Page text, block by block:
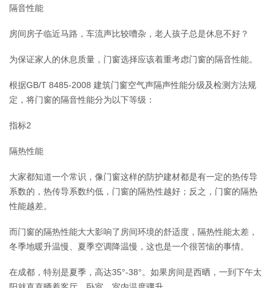
隔音性能
房间房子临近马路，车流声比较嘈杂，老人孩子总是休息不好？
为保证家人的休息质量，门窗选择应该着重考虑门窗的隔音性能。
根据GB/T 8485-2008 建筑门窗空气声隔声性能分级及检测方法规
定，将门窗的隔音性能分为以下等级：
指标2
隔热性能
大家都知道一个常识，像门窗这样的防护建材都是有一定的热传导
系数的，热传导系数约低，门窗的隔热性越好；反之，门窗的隔热
性能越差。
而门窗的隔热性能大大影响了房间环境的舒适度，隔热性能太差，
冬季地暖升温慢、夏季空调降温慢，这也是一个很苦恼的事情。
在成都，特别是夏季，高达35°-38°。如果房间是西晒，一到下午太